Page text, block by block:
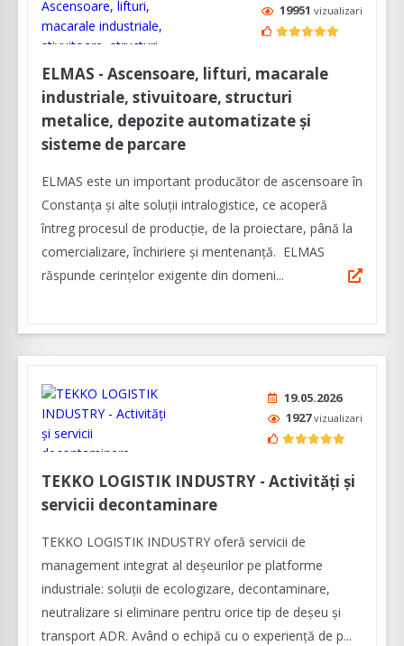
19951 vizualizari
ELMAS - Ascensoare, lifturi, macarale
industriale, stivuitoare, structuri
metalice, depozite automatizate și
sisteme de parcare
ELMAS este un important producător de ascensoare în
Constanța și alte soluții intralogistice, ce acoperă
întreg procesul de producție, de la proiectare, până la
comercializare, închiriere și mentenanță. ELMAS
răspunde cerințelor exigente din domeni...
19.05.2026
1927vizualizari
TEKKO LOGISTIK INDUSTRY - Activităţi şi
servicii decontaminare
TEKKO LOGISTIK INDUSTRY oferă servicii de
management integrat al deșeurilor pe platforme
industriale: soluții de ecologizare, decontaminare,
neutralizare si eliminare pentru orice tip de deșeu și
transport ADR. Având o echipă cu o experienţă de p...